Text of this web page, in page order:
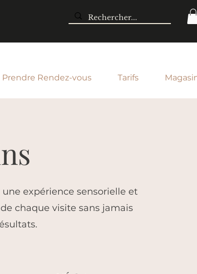
Prendre Rendez-vous Tarifs
expérience sensorielle et
chaque visite sans jamais